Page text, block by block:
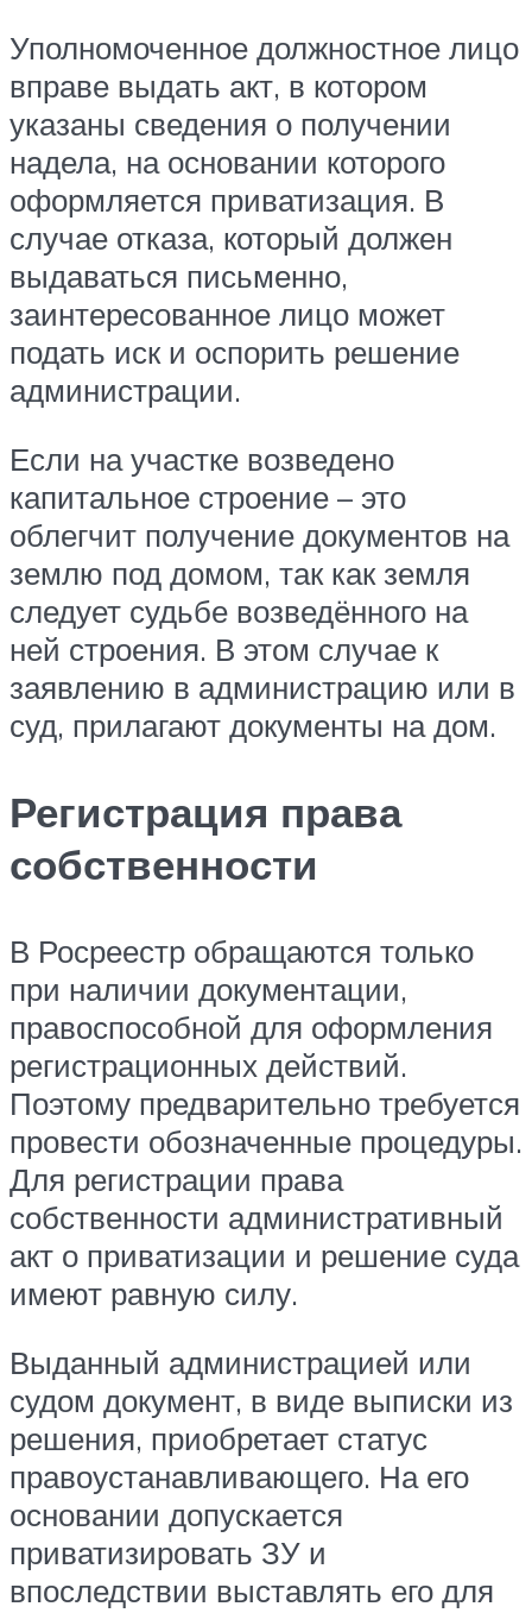
Уполномоченное должностное лицо
вправе выдать акт, в котором
указаны сведения о получении
надела, на основании которого
оформляется приватизация. В
случае отказа, который должен
выдаваться письменно,
заинтересованное лицо может
подать иск и оспорить решение
администрации.
Если на участке возведено
капитальное строение – это
облегчит получение документов на
землю под домом, так как земля
следует судьбе возведённого на
ней строения. В этом случае к
заявлению в администрацию или в
суд, прилагают документы на дом.
Регистрация права
собственности
В Росреестр обращаются только
при наличии документации,
правоспособной для оформления
регистрационных действий.
Поэтому предварительно требуется
провести обозначенные процедуры.
Для регистрации права
собственности административный
акт о приватизации и решение суда
имеют равную силу.
Выданный администрацией или
судом документ, в виде выписки из
решения, приобретает статус
правоустанавливающего. На его
основании допускается
приватизировать ЗУ и
впоследствии выставлять его для